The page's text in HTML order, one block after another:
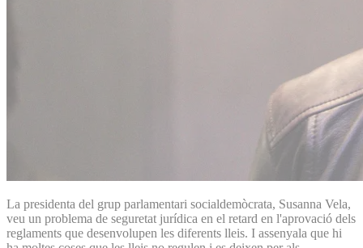
La presidenta del grup parlamentari socialdemòcrata, Susanna Vela,
veu un problema de seguretat jurídica en el retard en l'aprovació dels
reglaments que desenvolupen les diferents lleis. I assenyala que hi